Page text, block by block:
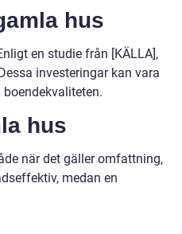
hus
en studie från [KÄLLA],
investeringar kan vara
hus
när det gäller omfattning,
medan en